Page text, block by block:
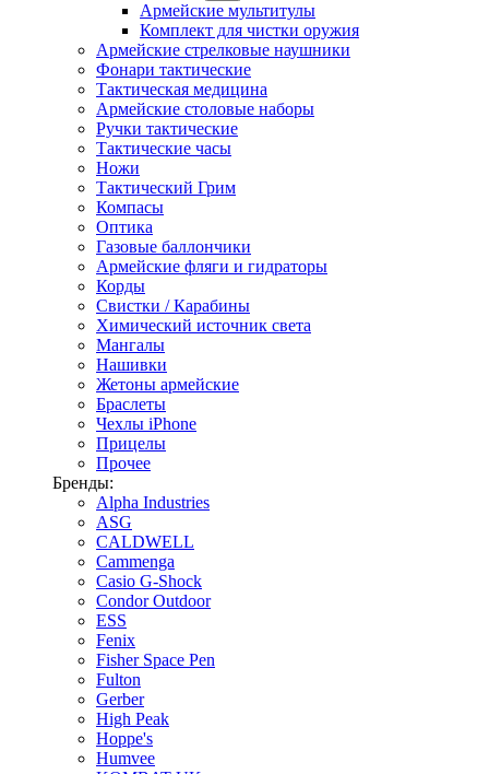
Армейские мультитулы
Комплект для чистки оружия
Армейские стрелковые наушники
Фонари тактические
Тактическая медицина
Армейские столовые наборы
Ручки тактические
Тактические часы
Ножи
Тактический Грим
Компасы
Оптика
Газовые баллончики
Армейские фляги и гидраторы
Корды
Свистки / Карабины
Химический источник света
Мангалы
Нашивки
Жетоны армейские
Браслеты
Чехлы iPhone
Прицелы
Прочее
Бренды:
Alpha Industries
ASG
CALDWELL
Cammenga
Casio G-Shock
Condor Outdoor
ESS
Fenix
Fisher Space Pen
Fulton
Gerber
High Peak
Hoppe's
Humvee